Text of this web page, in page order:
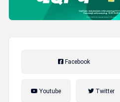
Facebook
Youtube Twitter